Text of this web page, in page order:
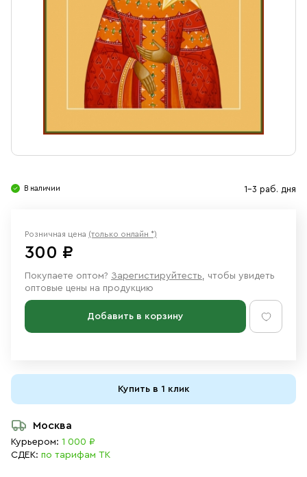
Ювелирные изделия
В наличии 1-3 раб. дня
Розничная цена (только онлайн *)
300 ₽
Покупаете оптом? Зарегистируйтесть, чтобы увидеть
оптовые цены на продукцию
Добавить в корзину
Купить в 1 клик
Москва
Курьером: 1 000 ₽
СДЕК: по тарифам ТК